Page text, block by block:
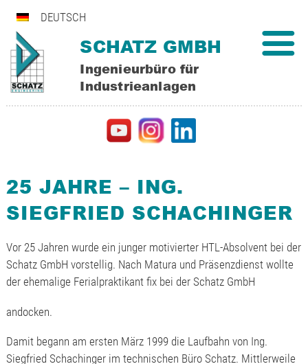
DEUTSCH
SCHATZ GMBH
Ingenieurbüro für
Industrieanlagen
25 JAHRE – ING.
SIEGFRIED SCHACHINGER
Vor 25 Jahren wurde ein junger motivierter HTL-Absolvent bei der
Schatz GmbH vorstellig. Nach Matura und Präsenzdienst wollte
der ehemalige Ferialpraktikant fix bei der Schatz GmbH
andocken.
Damit begann am ersten März 1999 die Laufbahn von Ing.
Siegfried Schachinger im technischen Büro Schatz. Mittlerweile